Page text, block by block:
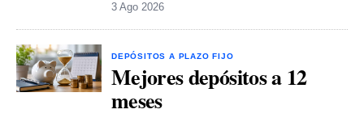
3 Ago 2026
DEPÓSITOS A PLAZO FIJO
Mejores depósitos a 12
meses